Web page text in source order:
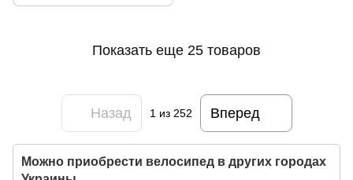
Показать еще 25 товаров
Назад 1 из 252 Вперед
Можно приобрести велосипед в других городах